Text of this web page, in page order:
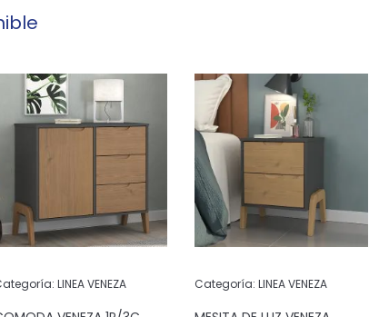
LINEA VENEZA Categoría: LINEA VENEZA